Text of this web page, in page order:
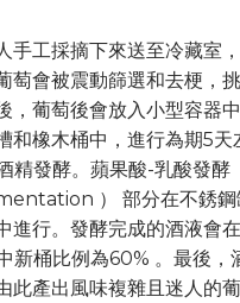
手工採摘下來送至冷藏室
萄會被震動篩選和去梗，
，葡萄後會放入小型容器
和橡木桶中，進行為期5天
精發酵。蘋果酸-乳酸發酵
） 部分在不銹鋼
進行。發酵完成的酒液會
新桶比例為60% 。最後，
此產出風味複雜且迷人的